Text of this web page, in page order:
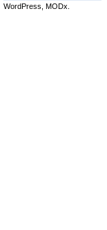
WordPress, MODx.